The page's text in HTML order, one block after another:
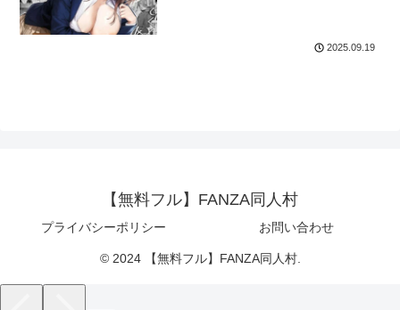
2025.09.19
【無料フル】FANZA同人村
プライバシーポリシー お問い合わせ
© 2024 【無料フル】FANZA同人村.